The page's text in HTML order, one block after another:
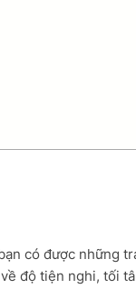
có được những
độ tiện nghi, tối